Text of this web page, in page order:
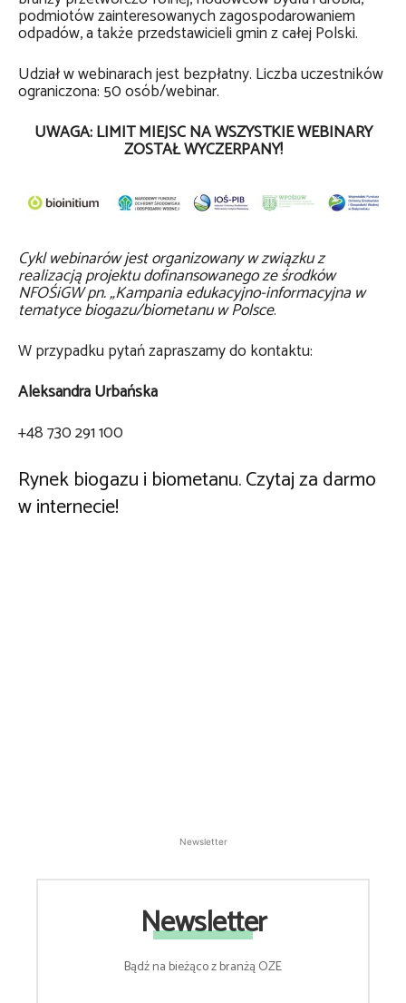
podmiotów zainteresowanych zagospodarowaniem
odpadów, a także przedstawicieli gmin z całej Polski.
Udział w webinarach jest bezpłatny. Liczba uczestników
ograniczona: 50 osób/webinar.
UWAGA: LIMIT MIEJSC NA WSZYSTKIE WEBINARY
ZOSTAŁ WYCZERPANY!
Cykl webinarów jest organizowany w związku z
realizacją projektu dofinansowanego ze środków
NFOŚiGW pn. „Kampania edukacyjno-informacyjna w
tematyce biogazu/biometanu w Polsce.
W przypadku pytań zapraszamy do kontaktu:
Aleksandra Urbańska
+48 730 291 100
Rynek biogazu i biometanu. Czytaj za darmo
w internecie!
Newsletter
Newsletter
Bądź na bieżąco z branżą OZE